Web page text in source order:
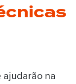
na